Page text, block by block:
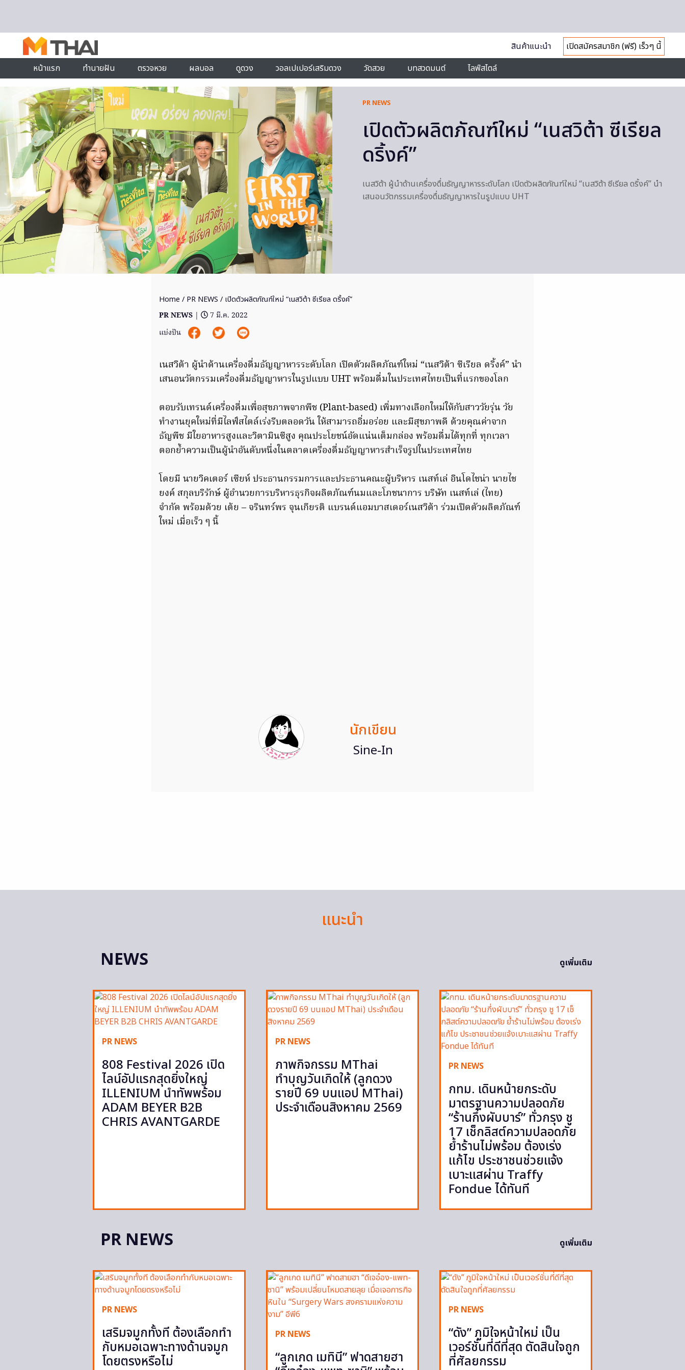
สินค้าแนะนำ
เปิดสมัครสมาชิก (ฟรี) เร็วๆ นี้
หน้าแรก
ทำนายฝัน ตรวจหวย ผลบอล ดูดวง วอลเปเปอร์เสริมดวง วัดสวย บทสวดมนต์ ไลฟ์สไตล์
PR NEWS
เปิดตัวผลิตภัณฑ์ใหม่ “เนสวิต้า ซีเรียล
ดริ้งค์”
เนสวิต้า ผู้นำด้านเครื่องดื่มธัญญาหารระดับโลก เปิดตัวผลิตภัณฑ์ใหม่ “เนสวิต้า ซีเรียล ดริ้งค์” นำ
เสนอนวัตกรรมเครื่องดื่มธัญญาหารในรูปแบบ UHT
Home / PR NEWS / เปิดตัวผลิตภัณฑ์ใหม่ “เนสวิต้า ซีเรียล ดริ้งค์”
PR NEWS |
7 มี.ค. 2022
แบ่งปัน
เนสวิต้า ผู้นำด้านเครื่องดื่มธัญญาหารระดับโลก เปิดตัวผลิตภัณฑ์ใหม่ “เนสวิต้า ซีเรียล ดริ้งค์” นำ
เสนอนวัตกรรมเครื่องดื่มธัญญาหารในรูปแบบ UHT พร้อมดื่มในประเทศไทยเป็นที่แรกของโลก
ตอบรับเทรนด์เครื่องดื่มเพื่อสุขภาพจากพืช (Plant-based) เพิ่มทางเลือกใหม่ให้กับสาววัยรุ่น วัย
ทำงานยุคใหม่ที่มีไลฟ์สไตล์เร่งรีบตลอดวัน ให้สามารถอิ่มอร่อย และมีสุขภาพดี ด้วยคุณค่าจาก
ธัญพืช มีใยอาหารสูงและวิตามินซีสูง คุณประโยชน์อัดแน่นเต็มกล่อง พร้อมดื่มได้ทุกที่ ทุกเวลา
ตอกย้ำความเป็นผู้นำอันดับหนึ่งในตลาดเครื่องดื่มธัญญาหารสำเร็จรูปในประเทศไทย
โดยมี นายวิคเตอร์ เซียห์ ประธานกรรมการและประธานคณะผู้บริหาร เนสท์เล่ อินโดไชน่า นายไช
ยงค์ สกุลบริรักษ์ ผู้อำนวยการบริหารธุรกิจผลิตภัณฑ์นมและโภชนาการ บริษัท เนสท์เล่ (ไทย)
จำกัด พร้อมด้วย เต้ย – จรินทร์พร จุนเกียรติ แบรนด์แอมบาสเดอร์เนสวิต้า ร่วมเปิดตัวผลิตภัณฑ์
ใหม่ เมื่อเร็ว ๆ นี้
นักเขียน
Sine-In
แนะนำ
NEWS
ดูเพิ่มเติม
PR NEWS
808 Festival 2026 เปิด
ไลน์อัปแรกสุดยิ่งใหญ่
ILLENIUM นำทัพพร้อม
ADAM BEYER B2B
CHRIS AVANTGARDE
PR NEWS
ภาพกิจกรรม MThai
ทำบุญวันเกิดให้ (ลูกดวง
รายปี 69 บนแอป MThai)
ประจำเดือนสิงหาคม 2569
PR NEWS
กทม. เดินหน้ายกระดับ
มาตรฐานความปลอดภัย
“ร้านกึ่งผับบาร์” ทั่วกรุง ชู
17 เช็กลิสต์ความปลอดภัย
ย้ำร้านไม่พร้อม ต้องเร่ง
แก้ไข ประชาชนช่วยแจ้ง
เบาะแสผ่าน Traffy
Fondue ได้ทันที
PR NEWS ดูเพิ่มเติม
PR NEWS
เสริมจมูกทั้งที ต้องเลือกทำ
กับหมอเฉพาะทางด้านจมูก
โดยตรงหรือไม่
PR NEWS
“ลูกเกด เมทินี” ฟาดสายฮา
PR NEWS
“ดัง” ภูมิใจหน้าใหม่ เป็น
เวอร์ชั่นที่ดีที่สุด ตัดสินใจถูก
ที่ศัลยกรรม